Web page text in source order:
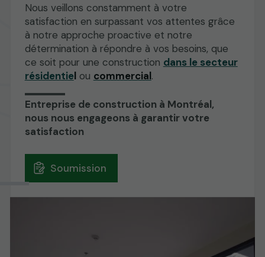
Nous veillons constamment à votre
satisfaction en surpassant vos attentes grâce
à notre approche proactive et notre
détermination à répondre à vos besoins, que
ce soit pour une construction dans le secteur
résidentielou commercial.
Entreprise de construction à Montréal,
nous nous engageons à garantir votre
satisfaction
Soumission